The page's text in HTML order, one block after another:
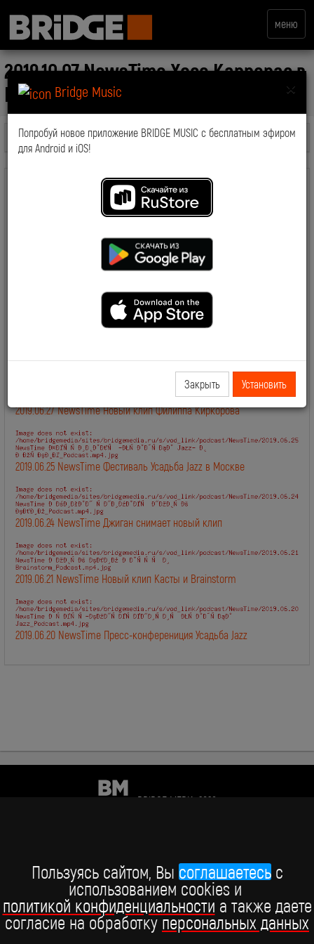
Пользуясь сайтом, Вы соглашаетесьc
использованием cookies и
политикой конфиденциальности а также даете
согласие на обработкуперсональных данных
меню
×
Bridge Music
Попробуй новое приложение BRIDGE MUSIC с бесплатным эфиром
для Android и iOS!
Закрыть Установить
2019.10.07 NewsTime Хосе Каррерас в
Москве
Все передачи
2019.06.27 NewsTime Новый клип Филиппа Киркорова
2019.06.25 NewsTime Фестиваль Усадьба Jazz в Москве
2019.06.24 NewsTime Джиган снимает новый клип
2019.06.21 NewsTime Новый клип Касты и Brainstorm
2019.06.20 NewsTime Пресс-конферениция Усадьба Jazz
BRIDGE MEDIA, 2026
Telegram BRIDGE MEDIA
Telegram BABY TIME
ВКонтакте